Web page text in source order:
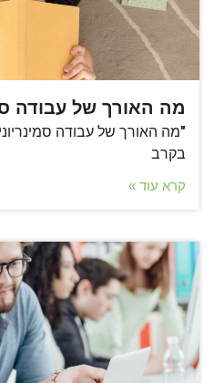
מה האורך של עבודה
"מה האורך של עבודה
בקרב
קרא עוד »